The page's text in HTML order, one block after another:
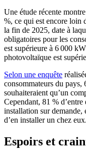
Une étude récente
%, ce qui est encore loin
la fin de 2025, date à
obligatoires pour les
est supérieure à 6 000
photovoltaïque est
Selon une enquête
consommateurs du pays,
souhaiteraient qu’un
Cependant, 81 %
installation sur demande,
d’en installer un chez eux.
Espoirs et